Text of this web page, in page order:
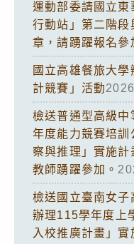
運動部委請國立
行動站」第二階段
章，請踴躍報名參
國立高雄餐旅大
計競賽」活動
檢送普通型高級
年度能力競賽培訓
察與推理」實施
教師踴躍參加。
檢送國立臺南女
辦理115學年度上
入校推廣計畫」